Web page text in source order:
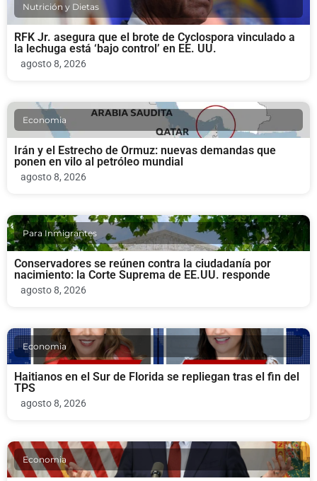
Nutrición y Dietas
RFK Jr. asegura que el brote de Cyclospora vinculado a
la lechuga está ‘bajo control’ en EE. UU.
agosto 8, 2026
Economia
Irán y el Estrecho de Ormuz: nuevas demandas que
ponen en vilo al petróleo mundial
agosto 8, 2026
Para Inmigrantes
Conservadores se reúnen contra la ciudadanía por
nacimiento: la Corte Suprema de EE.UU. responde
agosto 8, 2026
Economia
Haitianos en el Sur de Florida se repliegan tras el fin del
TPS
agosto 8, 2026
Economia